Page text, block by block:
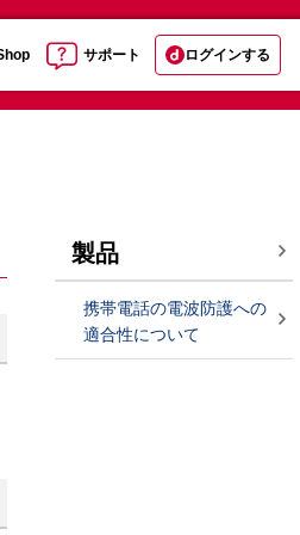
サポート ログインする
製品
携帯電話の電波防護への
適合性について